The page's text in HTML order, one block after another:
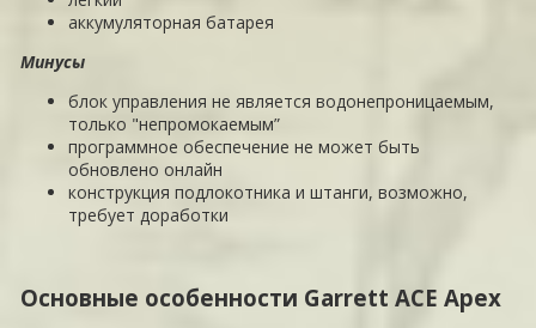
аккумуляторная батарея
Минусы
блок управления не является водонепроницаемым,
только "непромокаемым”
программное обеспечение не может быть
обновлено онлайн
конструкция подлокотника и штанги, возможно,
требует доработки
Основные особенности Garrett ACE Apex